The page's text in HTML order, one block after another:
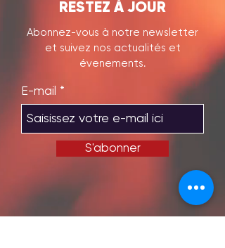
RESTEZ À JOUR
Abonnez-vous à notre newsletter
et suivez nos actualités et
évenements.
E-mail
S'abonner